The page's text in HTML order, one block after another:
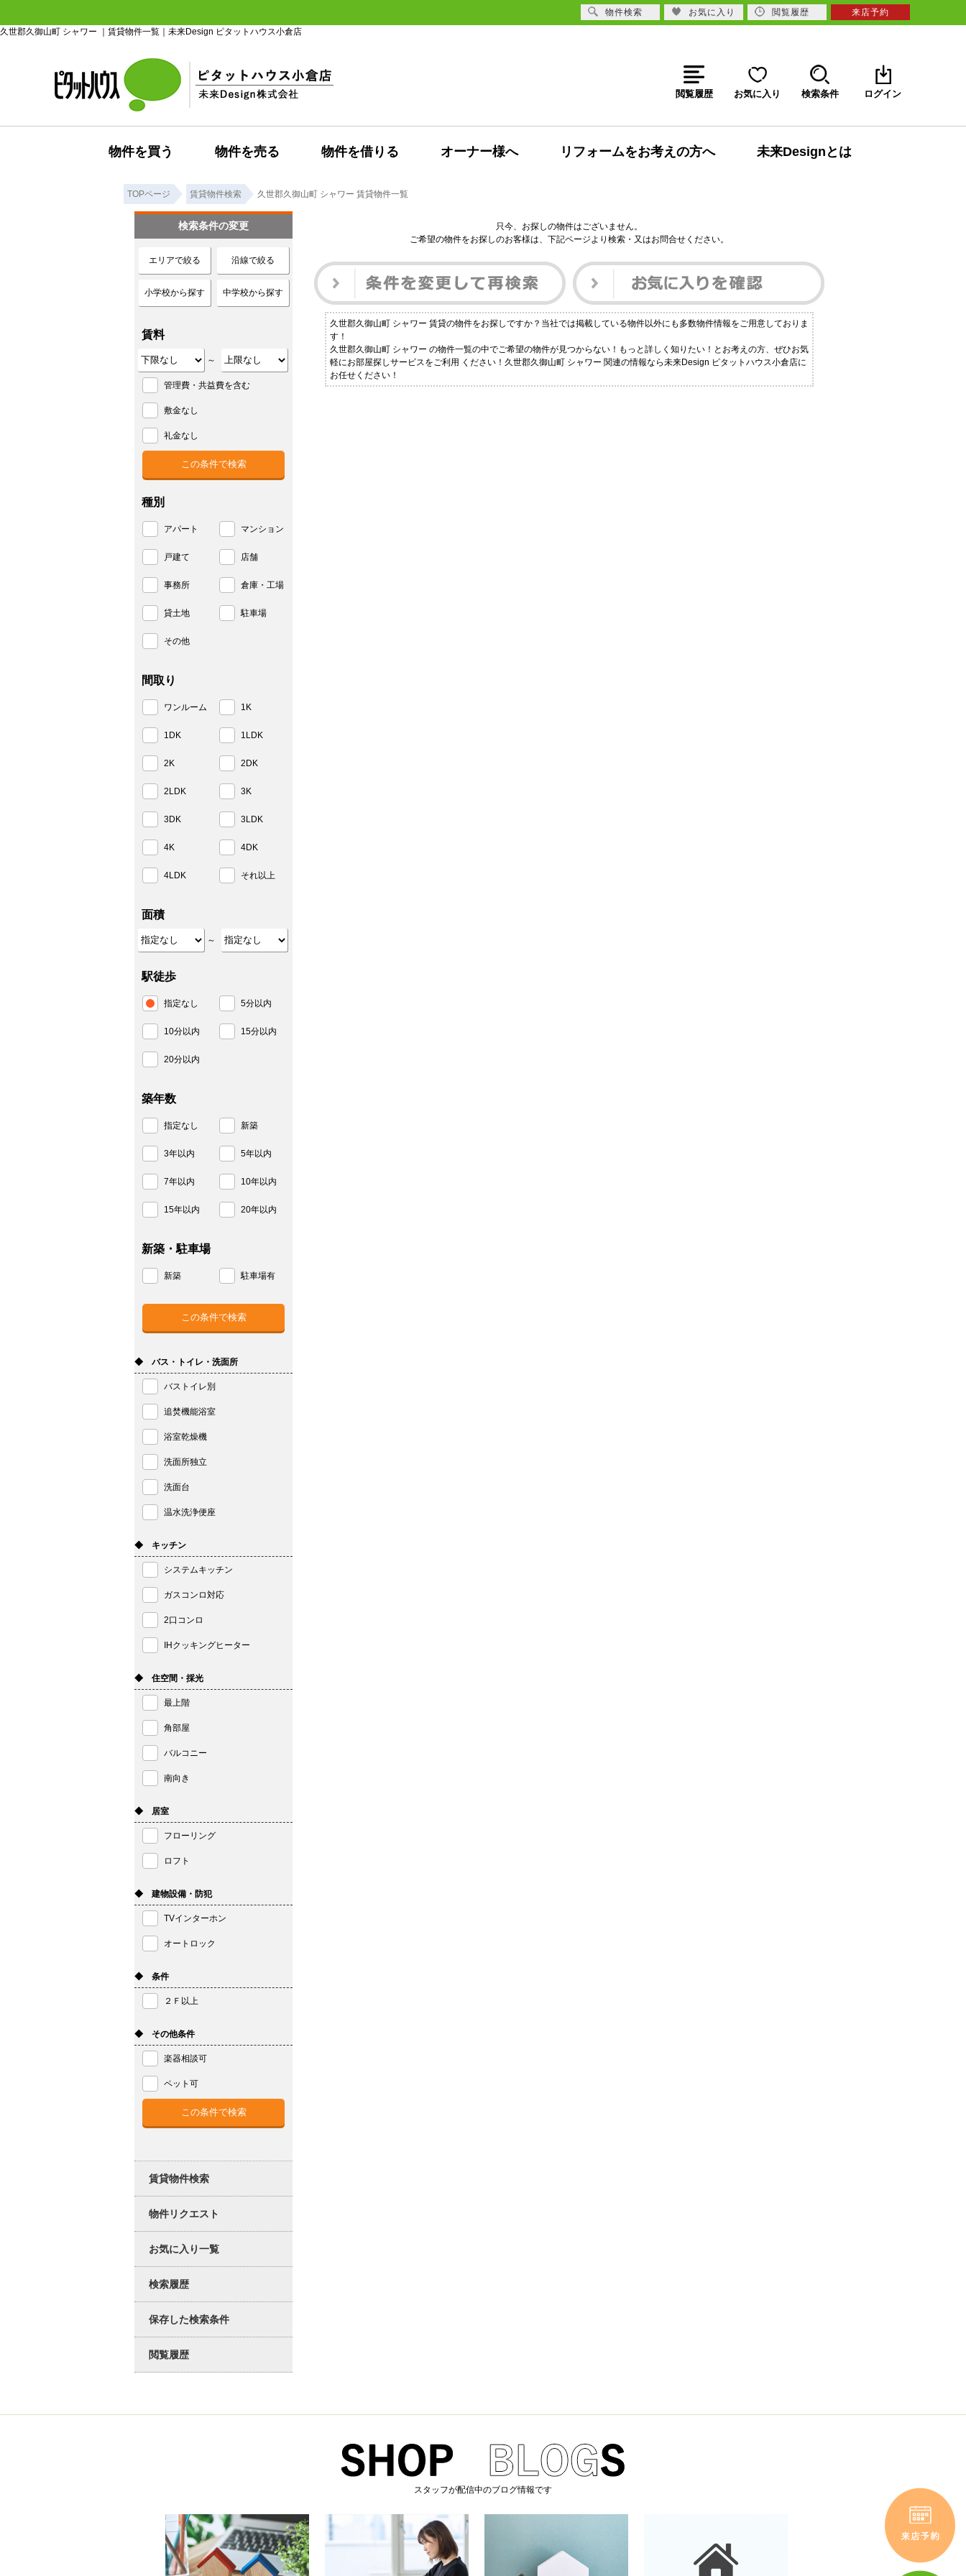
久世郡久御山町 シャワー ｜賃貸物件一覧｜未来Design ピタットハウス小倉店
閲覧履歴 お気に入り 検索条件 ログイン
物件を買う 物件を売る 物件を借りる オーナー様へ リフォームをお考えの方へ 未来Designとは
TOPページ 賃貸物件検索 久世郡久御山町 シャワー 賃貸物件一覧
只今、お探しの物件はございません。
ご希望の物件をお探しのお客様は、下記ページより検索・又はお問合せください。
久世郡久御山町 シャワー 賃貸の物件をお探しですか？当社では掲載している物件以外にも多数物件情報をご用意しておりま
す！
久世郡久御山町 シャワー の物件一覧の中でご希望の物件が見つからない！もっと詳しく知りたい！とお考えの方、ぜひお気
軽にお部屋探しサービスをご利用 ください！久世郡久御山町 シャワー 関連の情報なら未来Design ピタットハウス小倉店に
お任せください！
検索条件の変更
エリアで絞る 沿線で絞る
小学校から探す 中学校から探す
賃料
～
管理費・共益費を含む
敷金なし
礼金なし
種別
アパート マンション
戸建て 店舗
事務所 倉庫・工場
貸土地 駐車場
その他
間取り
ワンルーム 1K
1DK 1LDK
2K 2DK
2LDK 3K
3DK 3LDK
4K 4DK
4LDK それ以上
面積
～
駅徒歩
指定なし 5分以内
10分以内 15分以内
20分以内
築年数
指定なし 新築
3年以内 5年以内
7年以内 10年以内
15年以内 20年以内
新築・駐車場
新築 駐車場有
◆ バス・トイレ・洗面所
バストイレ別
追焚機能浴室
浴室乾燥機
洗面所独立
洗面台
温水洗浄便座
◆ キッチン
システムキッチン
ガスコンロ対応
2口コンロ
IHクッキングヒーター
◆ 住空間・採光
最上階
角部屋
バルコニー
南向き
◆ 居室
フローリング
ロフト
◆ 建物設備・防犯
TVインターホン
オートロック
◆ 条件
２Ｆ以上
◆ その他条件
楽器相談可
ペット可
賃貸物件検索
物件リクエスト
お気に入り一覧
検索履歴
保存した検索条件
閲覧履歴
スタッフが配信中のブログ情報です
物件検索 お気に入り 閲覧履歴 来店予約